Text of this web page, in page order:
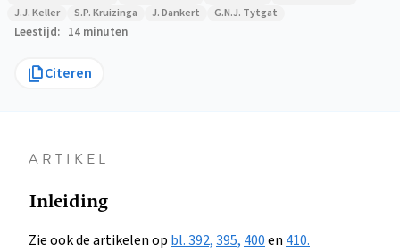
J.J. Keller
S.P. Kruizinga J. Dankert G.N.J. Tytgat
Leestijd 14 minuten
Citeren
ARTIKEL
Inleiding
Zie ook de artikelen op bl. 392,395, 400en410.